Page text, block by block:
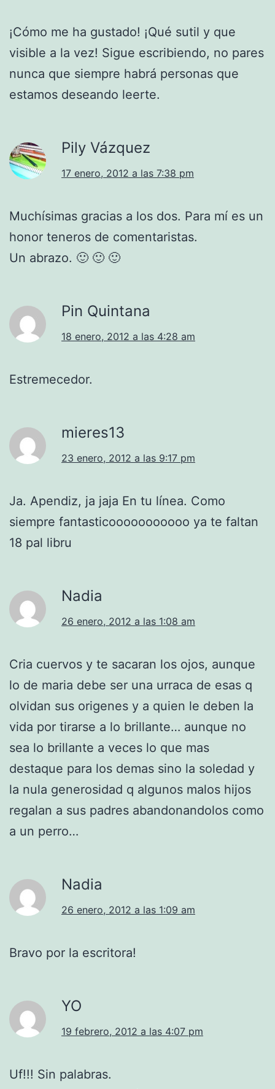
¡Cómo me ha gustado! ¡Qué sutil y que
visible a la vez! Sigue escribiendo, no pares
nunca que siempre habrá personas que
estamos deseando leerte.
Pily Vázquez
17 enero, 2012 a las 7:38 pm
Muchísimas gracias a los dos. Para mí es un
honor teneros de comentaristas.
Un abrazo. 🙂 🙂 🙂
Pin Quintana
18 enero, 2012 a las 4:28 am
Estremecedor.
mieres13
23 enero, 2012 a las 9:17 pm
Ja. Apendiz, ja jaja En tu línea. Como
siempre fantasticooooooooooo ya te faltan
18 pal libru
Nadia
26 enero, 2012 a las 1:08 am
Cria cuervos y te sacaran los ojos, aunque
lo de maria debe ser una urraca de esas q
olvidan sus origenes y a quien le deben la
vida por tirarse a lo brillante… aunque no
sea lo brillante a veces lo que mas
destaque para los demas sino la soledad y
la nula generosidad q algunos malos hijos
regalan a sus padres abandonandolos como
a un perro…
Nadia
26 enero, 2012 a las 1:09 am
Bravo por la escritora!
YO
19 febrero, 2012 a las 4:07 pm
Uf!!! Sin palabras.